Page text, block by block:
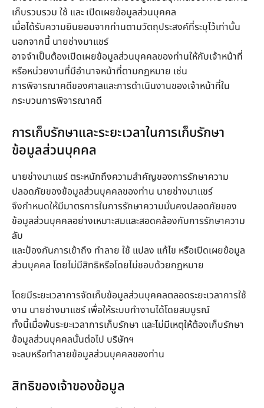
เก็บรวบรวม ใช้ และ เปิดเผยข้อมูลส่วนบุคคล
เมื่อได้รับความยินยอมจากท่านตามวัตถุประสงค์ที่ระบุไว้เท่านั้น
นอกจากนี้ นายช่างมาแชร์
อาจจำเป็นต้องเปิดเผยข้อมูลส่วนบุคคลของท่านให้กับเจ้าหน้าที่
หรือหน่วยงานที่มีอำนาจหน้าที่ตามกฏหมาย เช่น
การพิจารณาคดีของศาลและการดำเนินงานของเจ้าหน้าที่ใน
กระบวนการพิจารณาคดี
การเก็บรักษาและระยะเวลาในการเก็บรักษา
ข้อมูลส่วนบุคคล
นายช่างมาแชร์ ตระหนักถึงความสำคัญของการรักษาความ
ปลอดภัยของข้อมูลส่วนบุคคลของท่าน นายช่างมาแชร์
จึงกำหนดให้มีมาตรการในการรักษาความมั่นคงปลอดภัยของ
ข้อมูลส่วนบุคคลอย่างเหมาะสมและสอดคล้องกับการรักษาความ
ลับ
และป้องกันการเข้าถึง ทำลาย ใช้ แปลง แก้ไข หรือเปิดเผยข้อมูล
ส่วนบุคคล โดยไม่มีสิทธิหรือโดยไม่ชอบด้วยกฏหมาย
โดยมีระยะเวลาการจัดเก็บข้อมูลส่วนบุคคลตลอดระยะเวลาการใช้
งาน นายช่างมาแชร์ เพื่อให้ระบบทำงานได้โดยสมบูรณ์
ทั้งนี้เมื่อพ้นระยะเวลาการเก็บรักษา และไม่มีเหตุให้ต้องเก็บรักษา
ข้อมูลส่วนบุคคลนั้นต่อไป บริษัทฯ
จะลบหรือทำลายข้อมูลส่วนบุคคลของท่าน
สิทธิของเจ้าของข้อมูล